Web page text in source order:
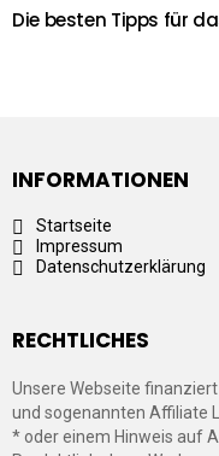
Die besten Tipps für
INFORMATIONEN
Startseite
Impressum
Datenschutzerklärung
RECHTLICHES
Unsere Webseite
und sogenannten Affiliate
* oder einem Hinweis auf